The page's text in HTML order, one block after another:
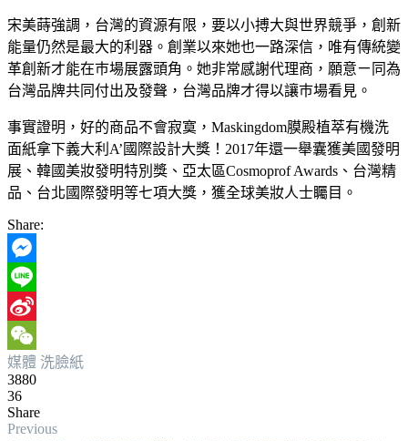
宋美蒔強調，台灣的資源有限，要以小搏大與世界競爭，創新
能量仍然是最大的利器。創業以來她也一路深信，唯有傳統變
革創新才能在巿場展露頭角。她非常感謝代理商，願意ㄧ同為
台灣品牌共同付出及發聲，台灣品牌才得以讓巿場看見。
事實證明，好的商品不會寂寞，Maskingdom膜殿植萃有機洗
面紙拿下義大利A’國際設計大獎！2017年還一舉囊獲美國發明
展、韓國美妝發明特別獎、亞太區Cosmoprof Awards、台灣精
品、台北國際發明等七項大獎，獲全球美妝人士矚目。
Share:
Messenger
Line
Sina
Weibo
WeChat
媒體 洗臉紙
3880
36
Share
Previous